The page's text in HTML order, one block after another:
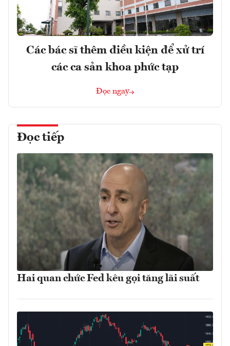
Các bác sĩ thêm điều kiện để xử trí
các ca sản khoa phức tạp
Đọc ngay
Đọc tiếp
Hai quan chức Fed kêu gọi tăng lãi suất